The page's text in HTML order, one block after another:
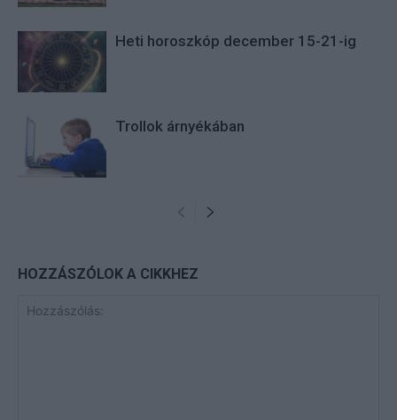
Heti horoszkóp december 15-21-ig
Trollok árnyékában
HOZZÁSZÓLOK A CIKKHEZ